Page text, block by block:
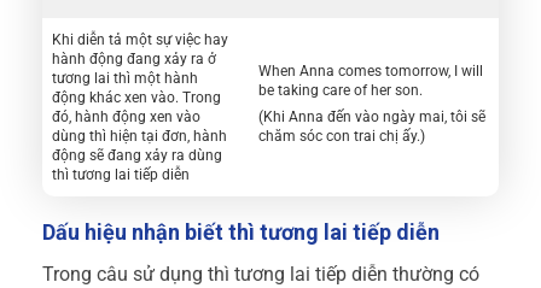
Khi diễn tả một sự việc hay
hành động đang xảy ra ở
tương lai thì một hành
động khác xen vào. Trong
đó, hành động xen vào
dùng thì hiện tại đơn, hành
động sẽ đang xảy ra dùng
thì tương lai tiếp diễn
When Anna comes tomorrow, I will
be taking care of her son.
(Khi Anna đến vào ngày mai, tôi sẽ
chăm sóc con trai chị ấy.)
Dấu hiệu nhận biết thì tương lai tiếp diễn
Trong câu sử dụng thì tương lai tiếp diễn thường có